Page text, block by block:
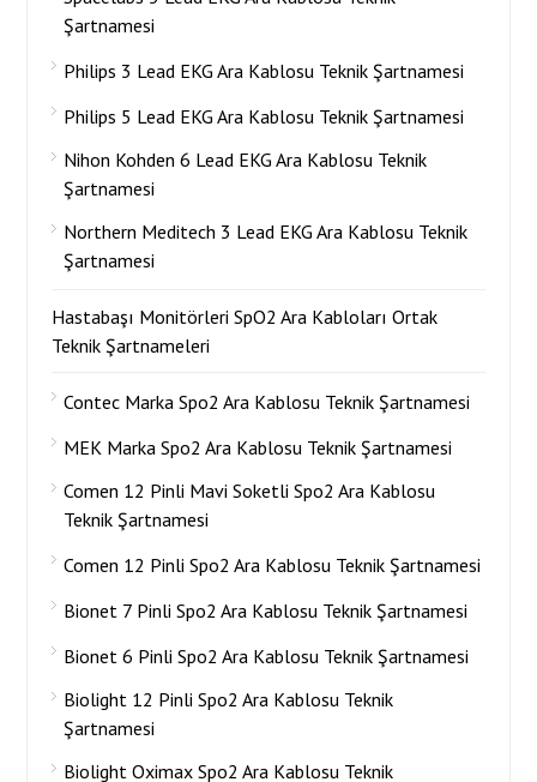
Şartnamesi
Philips 3 Lead EKG Ara Kablosu Teknik Şartnamesi
Philips 5 Lead EKG Ara Kablosu Teknik Şartnamesi
Nihon Kohden 6 Lead EKG Ara Kablosu Teknik
Şartnamesi
Northern Meditech 3 Lead EKG Ara Kablosu Teknik
Şartnamesi
Hastabaşı Monitörleri SpO2 Ara Kabloları Ortak
Teknik Şartnameleri
Contec Marka Spo2 Ara Kablosu Teknik Şartnamesi
MEK Marka Spo2 Ara Kablosu Teknik Şartnamesi
Comen 12 Pinli Mavi Soketli Spo2 Ara Kablosu
Teknik Şartnamesi
Comen 12 Pinli Spo2 Ara Kablosu Teknik Şartnamesi
Bionet 7 Pinli Spo2 Ara Kablosu Teknik Şartnamesi
Bionet 6 Pinli Spo2 Ara Kablosu Teknik Şartnamesi
Biolight 12 Pinli Spo2 Ara Kablosu Teknik
Şartnamesi
Biolight Oximax Spo2 Ara Kablosu Teknik